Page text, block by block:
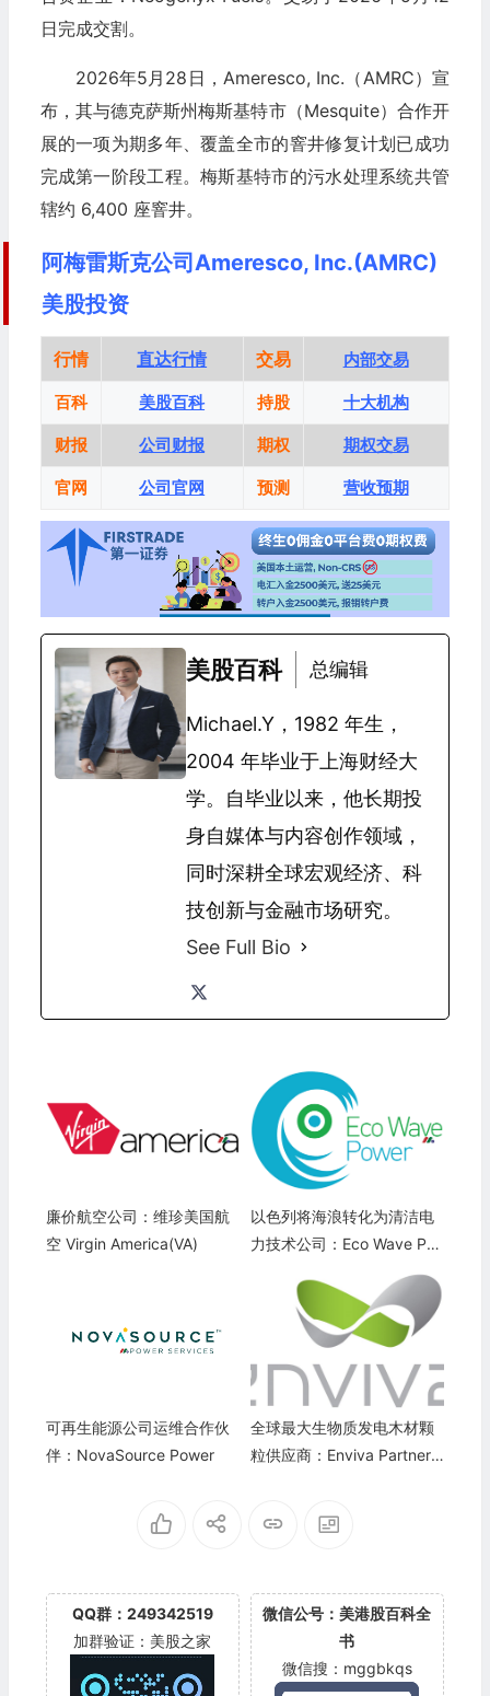
日完成交割。
2026年5月28日，Ameresco, Inc.（AMRC）宣
布，其与德克萨斯州梅斯基特市（Mesquite）合作开
展的一项为期多年、覆盖全市的窨井修复计划已成功
完成第一阶段工程。梅斯基特市的污水处理系统共管
辖约 6,400 座窨井。
阿梅雷斯克公司Ameresco, Inc.(AMRC)
美股投资
行情 直达行情 交易 内部交易
百科 美股百科 持股 十大机构
财报 公司财报 期权 期权交易
官网 公司官网 预测 营收预期
美股百科 总编辑
Michael.Y，1982 年生，
2004 年毕业于上海财经大
学。自毕业以来，他长期投
身自媒体与内容创作领域，
同时深耕全球宏观经济、科
技创新与金融市场研究。
See Full Bio
廉价航空公司：维珍美国航
空 Virgin America(VA)
以色列将海浪转化为清洁电
力技术公司：Eco Wave Po
可再生能源公司运维合作伙
伴：NovaSource Power
全球最大生物质发电木材颗
粒供应商：Enviva Partners
QQ群：249342519
加群验证：美股之家
微信公号：美港股百科全
书
微信搜：mggbkqs